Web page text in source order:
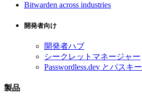
Bitwarden across industries
開発者向け
開発者ハブ
シークレットマネージャー
Passwordless.dev とパスキー
製品